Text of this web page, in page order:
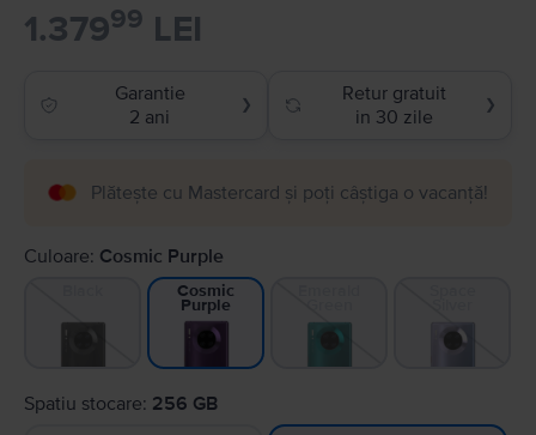
1.37999 LEI
Garantie
2 ani
❯
Retur gratuit
in 30 zile
❯
Plătește cu Mastercard și poți câștiga o vacanță!
Culoare: Cosmic Purple
Cosmic
Purple
Spatiu stocare: 256 GB